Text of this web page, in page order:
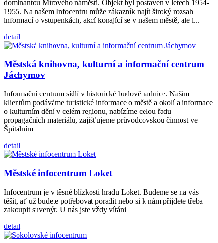
dominantou Mírového náměstí. Objekt byl postaven v letech 1954-
1955. Na našem Infocentru může zákazník najít široký rozsah
informací o vstupenkách, akcí konající se v našem městě, ale i...
detail
Městská knihovna, kulturní a informační centrum
Jáchymov
Informační centrum sídlí v historické budově radnice. Našim
klientům podáváme turistické informace o městě a okolí a informace
o kulturním dění v celém regionu, nabízíme celou řadu
propagačních materiálů, zajišťujeme průvodcovskou činnost ve
Špitálním...
detail
Městské infocentrum Loket
Infocentrum je v těsné blízkosti hradu Loket. Budeme se na vás
těšit, ať už budete potřebovat poradit nebo si k nám přijdete třeba
zakoupit suvenýr. U nás jste vždy vítáni.
detail